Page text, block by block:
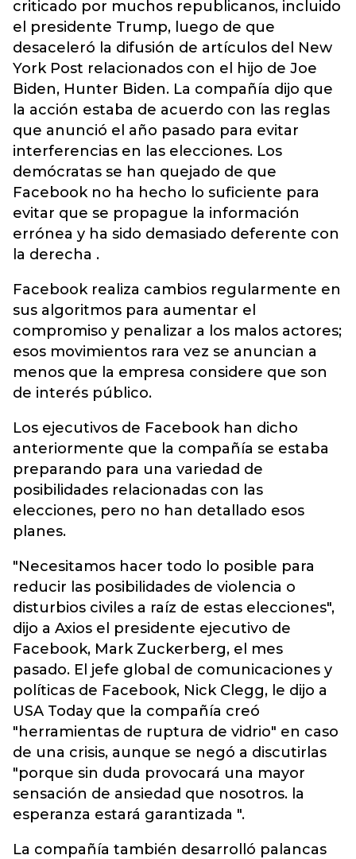
criticado por muchos republicanos, incluido
el presidente Trump, luego de que
desaceleró la difusión de artículos del New
York Post relacionados con el hijo de Joe
Biden, Hunter Biden. La compañía dijo que
la acción estaba de acuerdo con las reglas
que anunció el año pasado para evitar
interferencias en las elecciones. Los
demócratas se han quejado de que
Facebook no ha hecho lo suficiente para
evitar que se propague la información
errónea y ha sido demasiado deferente con
la derecha .
Facebook realiza cambios regularmente en
sus algoritmos para aumentar el
compromiso y penalizar a los malos actores;
esos movimientos rara vez se anuncian a
menos que la empresa considere que son
de interés público.
Los ejecutivos de Facebook han dicho
anteriormente que la compañía se estaba
preparando para una variedad de
posibilidades relacionadas con las
elecciones, pero no han detallado esos
planes.
"Necesitamos hacer todo lo posible para
reducir las posibilidades de violencia o
disturbios civiles a raíz de estas elecciones",
dijo a Axios el presidente ejecutivo de
Facebook, Mark Zuckerberg, el mes
pasado. El jefe global de comunicaciones y
políticas de Facebook, Nick Clegg, le dijo a
USA Today que la compañía creó
"herramientas de ruptura de vidrio" en caso
de una crisis, aunque se negó a discutirlas
"porque sin duda provocará una mayor
sensación de ansiedad que nosotros. la
esperanza estará garantizada ".
La compañía también desarrolló palancas